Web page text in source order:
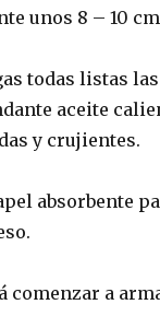
unos 8 – 10
todas listas
aceite
y crujientes.
absorbente
comenzar a